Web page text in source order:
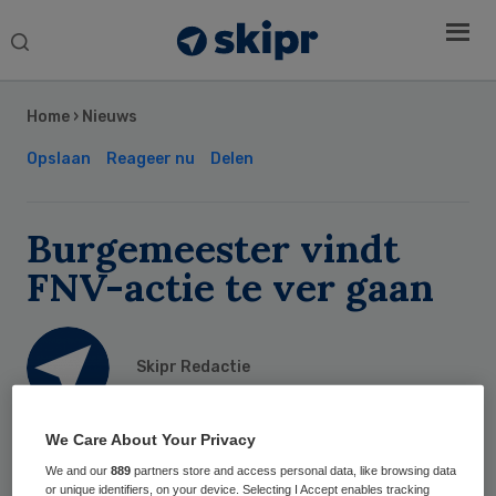
Search
Home › Nieuws
Opslaan Reageer nu Delen
Burgemeester vindt
FNV-actie te ver gaan
Skipr Redactie
14 april 2016, 09:47
Sidebar
We Care About Your Privacy
We and our889 partners store and access personal data, like browsing data
or unique identifiers, on your device. Selecting I Accept enables tracking